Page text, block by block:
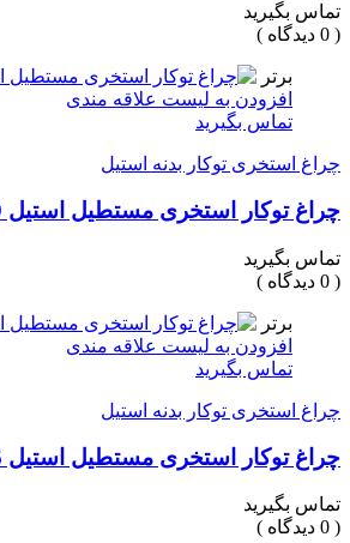
تماس بگیرید
( 0 دیدگاه )
برتر
افزودن به لیست علاقه مندی
تماس بگیرید
چراغ استخری توکار بدنه استیل
چراغ توکار استخری مستطیل استیل 9وات فولکالر (RGB) برند LEDMAN
تماس بگیرید
( 0 دیدگاه )
برتر
افزودن به لیست علاقه مندی
تماس بگیرید
چراغ استخری توکار بدنه استیل
چراغ توکار استخری مستطیل استیل 36وات فولکالر (RGB) برند LEDMAN
تماس بگیرید
( 0 دیدگاه )